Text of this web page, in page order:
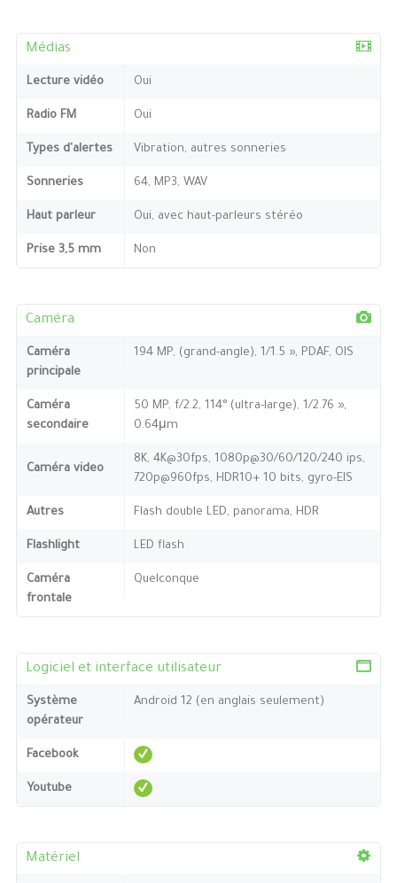
Médias
Lecture vidéo Oui
Radio FM Oui
Types d'alertes Vibration, autres sonneries
Sonneries 64, MP3, WAV
Haut parleur Oui, avec haut-parleurs stéréo
Prise 3,5 mm Non
Caméra
Caméra
principale
194 MP, (grand-angle), 1/1.5 », PDAF, OIS
Caméra
secondaire
50 MP, f/2.2, 114° (ultra-large), 1/2.76 »,
0.64μm
Caméra video
8K, 4K@30fps, 1080p@30/60/120/240 ips,
720p@960fps, HDR10+ 10 bits, gyro-EIS
Autres Flash double LED, panorama, HDR
Flashlight LED flash
Caméra
frontale
Quelconque
Logiciel et interface utilisateur
Système
opérateur
Android 12 (en anglais seulement)
Facebook
Youtube
Matériel